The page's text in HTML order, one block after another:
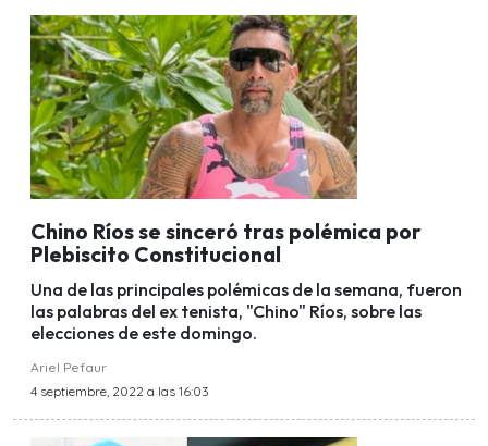
Chino Ríos se sinceró tras polémica por
Plebiscito Constitucional
Una de las principales polémicas de la semana, fueron
las palabras del ex tenista, "Chino" Ríos, sobre las
elecciones de este domingo.
Ariel Pefaur
4 septiembre, 2022 a las 16:03